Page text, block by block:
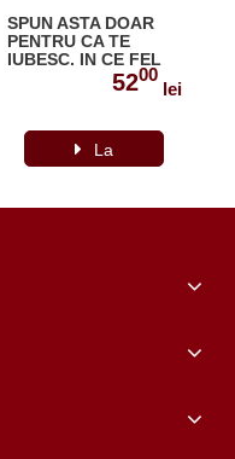
SPUN ASTA DOAR
PENTRU CA TE
IUBESC. IN CE FEL
MODUL IN CARE
VORBIM POATE SA
DISTRUGA
RELATIILE DE
FAMILIE 978-606-40-
5200
lei
La